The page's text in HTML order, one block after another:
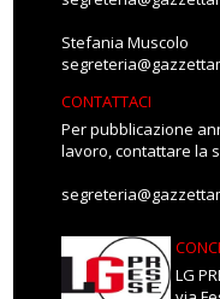
Stefania Muscolo
CONTATTACI
Per pubblicazione
lavoro, contattare la
LG